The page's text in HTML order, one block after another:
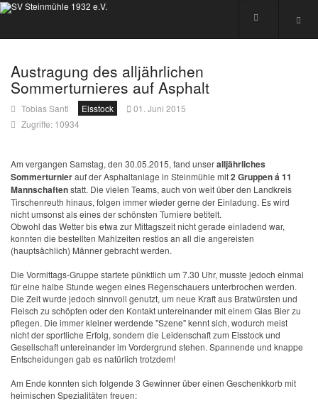
Austragung des alljährlichen
Sommerturnieres auf Asphalt
Tobias Santl Eisstock
01. Juni 2015
Zugriffe: 10934
Am vergangen Samstag, den 30.05.2015, fand unseralljährliches
Sommerturnierauf der Asphaltanlage in Steinmühle mit2 Gruppen á 11
Mannschaftenstatt. Die vielen Teams, auch von weit über den Landkreis
Tirschenreuth hinaus, folgen immer wieder gerne der Einladung. Es wird
nicht umsonst als eines der schönsten Turniere betitelt.
Obwohl das Wetter bis etwa zur Mittagszeit nicht gerade einladend war,
konnten die bestellten Mahlzeiten restlos an all die angereisten
(hauptsächlich) Männer gebracht werden.
Die Vormittags-Gruppe startete pünktlich um 7.30 Uhr, musste jedoch einmal
für eine halbe Stunde wegen eines Regenschauers unterbrochen werden.
Die Zeit wurde jedoch sinnvoll genutzt, um neue Kraft aus Bratwürsten und
Fleisch zu schöpfen oder den Kontakt untereinander mit einem Glas Bier zu
pflegen. Die immer kleiner werdende "Szene" kennt sich, wodurch meist
nicht der sportliche Erfolg, sondern die Leidenschaft zum Eisstock und
Gesellschaft untereinander im Vordergrund stehen. Spannende und knappe
Entscheidungen gab es natürlich trotzdem!
Am Ende konnten sich folgende 3 Gewinner über einen Geschenkkorb mit
heimischen Spezialitäten freuen: